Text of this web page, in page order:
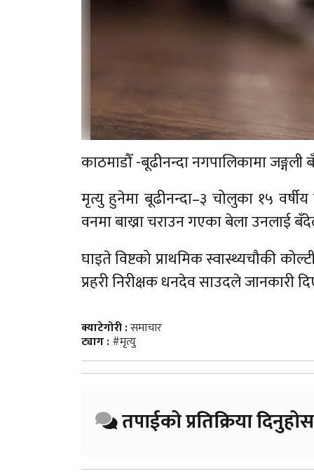
काठमाडौँ -बूढीनन्दा नगपालिकामा
मृत्यु हुनेमा बूढीनन्दा–३ चोलुका १५ वर्षीय
वनमा बाख्रा चराउन गएका बेला उनलाई
घाइते विष्टको प्राथमिक स्वास्थ्यचौकी
प्रहरी निरीक्षक धनदेव साउदले जानकारी
क्याटेगोरी :समाचार
ट्याग :#मृत्यु
तपाईको प्रतिक्रिया दिनुहोस